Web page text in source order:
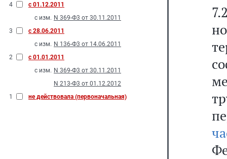
4
с 01.12.2011
с изм. N 369-Ф3 от 30.11.2011
3
с 28.06.2011
с изм. N 136-Ф3 от 14.06.2011
2
с 01.01.2011
с изм. N 369-Ф3 от 30.11.2011
N 213-Ф3 от 01.12.2012
1
не действовала (первоначальная)